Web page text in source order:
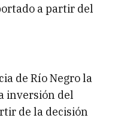
a partir del
de Río Negro la
inversión del
de la decisión